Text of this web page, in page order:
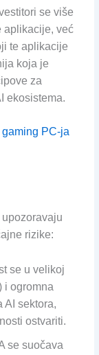
se više
aplikacije, već
te aplikacije
koja je
za
ekosistema.
PC-ja
rizike:
se u velikoj
i ogromna
AI sektora,
ostvariti.
se suočava